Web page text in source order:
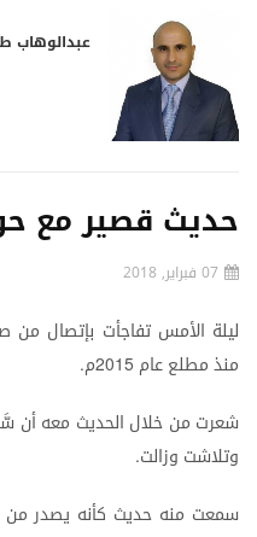
عبدالوهاب
حديث قصير مع
07 فبراير, 2018
ليلة الأمس تفاجأت بإتصال من
منذمطلععام م.
شعرت من خلال الحديث معهأن
وتلاشت وزالت.
سمعت منه حديث كأنه يصدر من